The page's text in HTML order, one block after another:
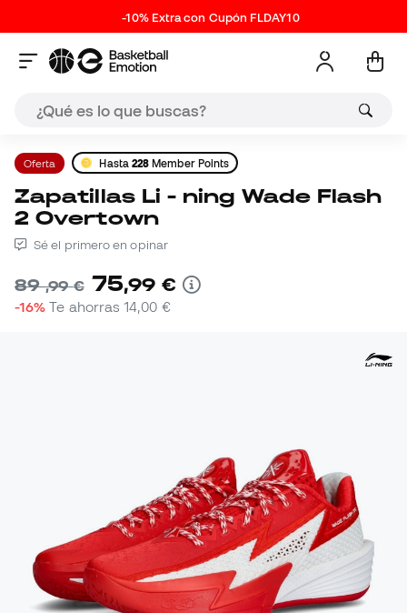
-10% Extra con Cupón FLDAY10
Oferta Hasta 228 Member Points
Zapatillas Li - ning Wade Flash
2 Overtown
Sé el primero en opinar
89,99 € 75,99 €
-16% Te ahorras14,00 €